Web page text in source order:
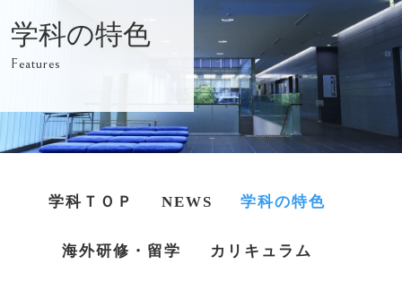
大学
学科の特色
Features
学科ＴＯＰ NEWS 学科の特色
海外研修・留学 カリキュラム